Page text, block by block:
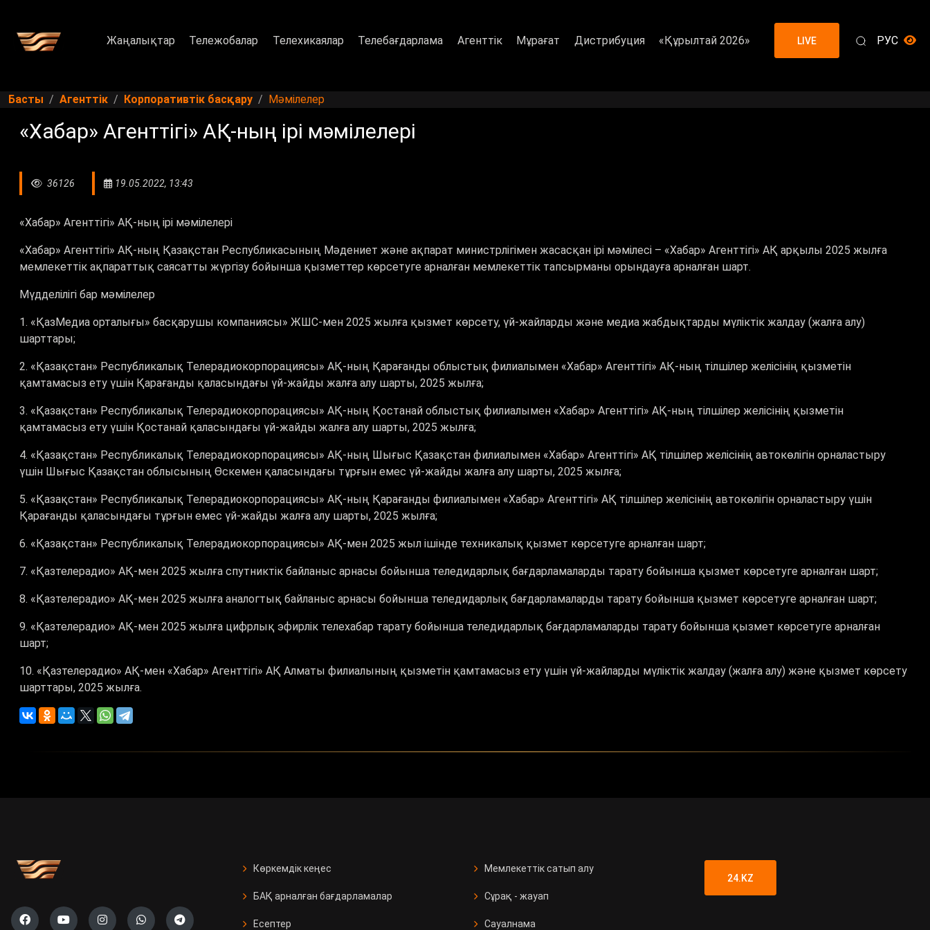
Жаңалықтар Тележобалар Телехикаялар Телебағдарлама Агенттік Мұрағат Дистрибуция «Құрылтай 2026» LIVE РУС
Басты Агенттік Корпоративтік басқару Мәмілелер
«Хабар» Агенттігі» АҚ-ның ірі мәмілелері
36126 19.05.2022, 13:43
«Хабар» Агенттігі» АҚ-ның ірі мәмілелері
«Хабар» Агенттігі» АҚ-ның Қазақстан Республикасының Мәдениет және ақпарат министрлігімен жасасқан ірі мәмілесі – «Хабар» Агенттігі» АҚ арқылы 2025 жылға
мемлекеттік ақпараттық саясатты жүргізу бойынша қызметтер көрсетуге арналған мемлекеттік тапсырманы орындауға арналған шарт.
Мүдделілігі бар мәмілелер
1. «ҚазМедиа орталығы» басқарушы компаниясы» ЖШС-мен 2025 жылға қызмет көрсету, үй-жайларды және медиа жабдықтарды мүліктік жалдау (жалға алу)
шарттары;
2. «Қазақстан» Республикалық Телерадиокорпорациясы» АҚ-ның Қарағанды облыстық филиалымен «Хабар» Агенттігі» АҚ-ның тілшілер желісінің қызметін
қамтамасыз ету үшін Қарағанды қаласындағы үй-жайды жалға алу шарты, 2025 жылға;
3. «Қазақстан» Республикалық Телерадиокорпорациясы» АҚ-ның Қостанай облыстық филиалымен «Хабар» Агенттігі» АҚ-ның тілшілер желісінің қызметін
қамтамасыз ету үшін Қостанай қаласындағы үй-жайды жалға алу шарты, 2025 жылға;
4. «Қазақстан» Республикалық Телерадиокорпорациясы» АҚ-ның Шығыс Қазақстан филиалымен «Хабар» Агенттігі» АҚ тілшілер желісінің автокөлігін орналастыру
үшін Шығыс Қазақстан облысының Өскемен қаласындағы тұрғын емес үй-жайды жалға алу шарты, 2025 жылға;
5. «Қазақстан» Республикалық Телерадиокорпорациясы» АҚ-ның Қарағанды филиалымен «Хабар» Агенттігі» АҚ тілшілер желісінің автокөлігін орналастыру үшін
Қарағанды қаласындағы тұрғын емес үй-жайды жалға алу шарты, 2025 жылға;
6. «Қазақстан» Республикалық Телерадиокорпорациясы» АҚ-мен 2025 жыл ішінде техникалық қызмет көрсетуге арналған шарт;
7. «Қазтелерадио» АҚ-мен 2025 жылға спутниктік байланыс арнасы бойынша теледидарлық бағдарламаларды тарату бойынша қызмет көрсетуге арналған шарт;
8. «Қазтелерадио» АҚ-мен 2025 жылға аналогтық байланыс арнасы бойынша теледидарлық бағдарламаларды тарату бойынша қызмет көрсетуге арналған шарт;
9. «Қазтелерадио» АҚ-мен 2025 жылға цифрлық эфирлік телехабар тарату бойынша теледидарлық бағдарламаларды тарату бойынша қызмет көрсетуге арналған
шарт;
10. «Қазтелерадио» АҚ-мен «Хабар» Агенттігі» АҚ Алматы филиалының қызметін қамтамасыз ету үшін үй-жайларды мүліктік жалдау (жалға алу) және қызмет көрсету
шарттары, 2025 жылға.
Көркемдік кеңес
БАҚ арналған бағдарламалар
Есептер
Мемлекеттік сатып алу
Сұрақ - жауап
Сауалнама
24.KZ